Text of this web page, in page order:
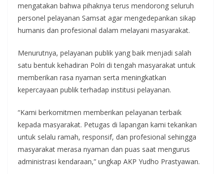
mengatakan bahwa pihaknya terus mendorong seluruh
personel pelayanan Samsat agar mengedepankan sikap
humanis dan profesional dalam melayani masyarakat.
Menurutnya, pelayanan publik yang baik menjadi salah
satu bentuk kehadiran Polri di tengah masyarakat untuk
memberikan rasa nyaman serta meningkatkan
kepercayaan publik terhadap institusi pelayanan.
“Kami berkomitmen memberikan pelayanan terbaik
kepada masyarakat. Petugas di lapangan kami tekankan
untuk selalu ramah, responsif, dan profesional sehingga
masyarakat merasa nyaman dan puas saat mengurus
administrasi kendaraan,” ungkap AKP Yudho Prastyawan.